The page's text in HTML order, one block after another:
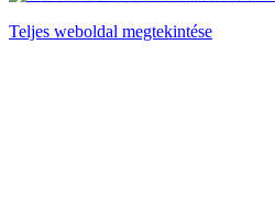
Teljes weboldal megtekintése